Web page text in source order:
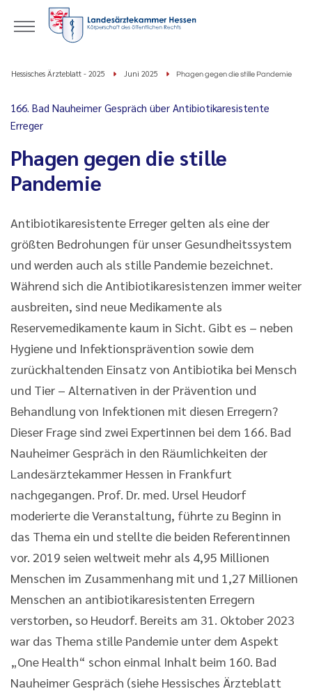
Hessisches Ärzteblatt - 2025 Juni 2025 Phagen gegen die stille Pandemie
166. Bad Nauheimer Gespräch über Antibiotikaresistente
Erreger
Phagen gegen die stille
Pandemie
Antibiotikaresistente Erreger gelten als eine der
größten Bedrohungen für unser Gesundheitssystem
und werden auch als stille Pandemie bezeichnet.
Während sich die Antibiotikaresistenzen immer weiter
ausbreiten, sind neue Medikamente als
Reservemedikamente kaum in Sicht. Gibt es – neben
Hygiene und Infektionsprävention sowie dem
zurückhaltenden Einsatz von Antibiotika bei Mensch
und Tier – Alternativen in der Prävention und
Behandlung von Infektionen mit diesen Erregern?
Dieser Frage sind zwei Expertinnen bei dem 166. Bad
Nauheimer Gespräch in den Räumlichkeiten der
Landesärztekammer Hessen in Frankfurt
nachgegangen. Prof. Dr. med. Ursel Heudorf
moderierte die Veranstaltung, führte zu Beginn in
das Thema ein und stellte die beiden Referentinnen
vor. 2019 seien weltweit mehr als 4,95 Millionen
Menschen im Zusammenhang mit und 1,27 Millionen
Menschen an antibiotikaresistenten Erregern
verstorben, so Heudorf. Bereits am 31. Oktober 2023
war das Thema stille Pandemie unter dem Aspekt
„One Health“ schon einmal Inhalt beim 160. Bad
Nauheimer Gespräch (siehe Hessisches Ärzteblatt